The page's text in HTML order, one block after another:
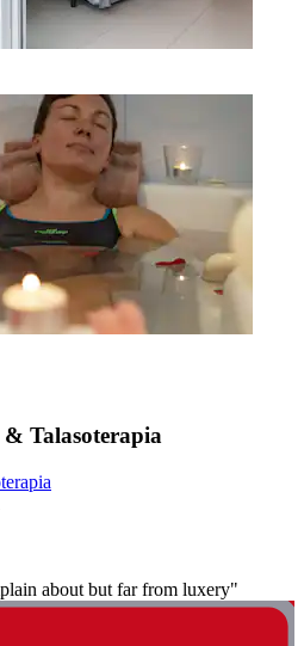
Talasoterapia
about but far from luxery"